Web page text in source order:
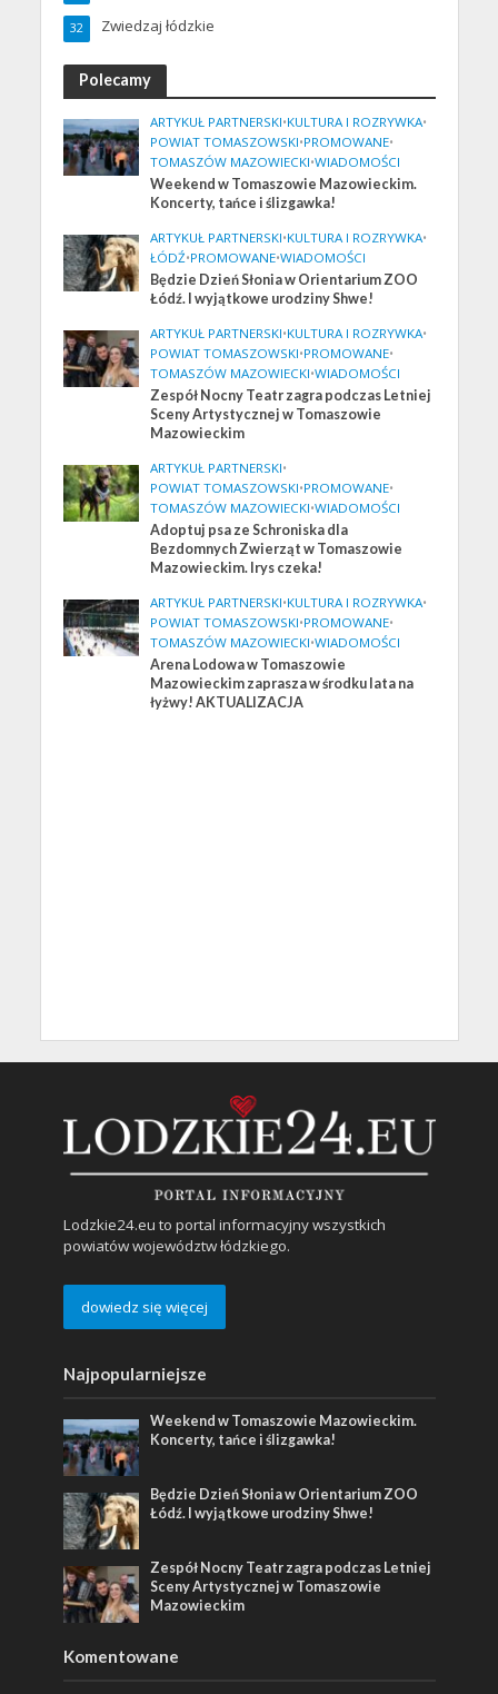
Zwiedzaj łódzkie
32
Polecamy
ARTYKUŁ PARTNERSKI•KULTURA I ROZRYWKA•
POWIAT TOMASZOWSKI•PROMOWANE•
TOMASZÓW MAZOWIECKI•WIADOMOŚCI
Weekend w Tomaszowie Mazowieckim.
Koncerty, tańce i ślizgawka!
ARTYKUŁ PARTNERSKI•KULTURA I ROZRYWKA•
ŁÓDŹ•PROMOWANE•WIADOMOŚCI
Będzie Dzień Słonia w Orientarium ZOO
Łódź. I wyjątkowe urodziny Shwe!
ARTYKUŁ PARTNERSKI•KULTURA I ROZRYWKA•
POWIAT TOMASZOWSKI•PROMOWANE•
TOMASZÓW MAZOWIECKI•WIADOMOŚCI
Zespół Nocny Teatr zagra podczas Letniej
Sceny Artystycznej w Tomaszowie
Mazowieckim
ARTYKUŁ PARTNERSKI•
POWIAT TOMASZOWSKI•PROMOWANE•
TOMASZÓW MAZOWIECKI•WIADOMOŚCI
Adoptuj psa ze Schroniska dla
Bezdomnych Zwierząt w Tomaszowie
Mazowieckim. Irys czeka!
ARTYKUŁ PARTNERSKI•KULTURA I ROZRYWKA•
POWIAT TOMASZOWSKI•PROMOWANE•
TOMASZÓW MAZOWIECKI•WIADOMOŚCI
Arena Lodowa w Tomaszowie
Mazowieckim zaprasza w środku lata na
łyżwy! AKTUALIZACJA
Lodzkie24.eu to portal informacyjny wszystkich
powiatów województw łódzkiego.
dowiedz się więcej
Najpopularniejsze
Weekend w Tomaszowie Mazowieckim.
Koncerty, tańce i ślizgawka!
Będzie Dzień Słonia w Orientarium ZOO
Łódź. I wyjątkowe urodziny Shwe!
Zespół Nocny Teatr zagra podczas Letniej
Sceny Artystycznej w Tomaszowie
Mazowieckim
Komentowane